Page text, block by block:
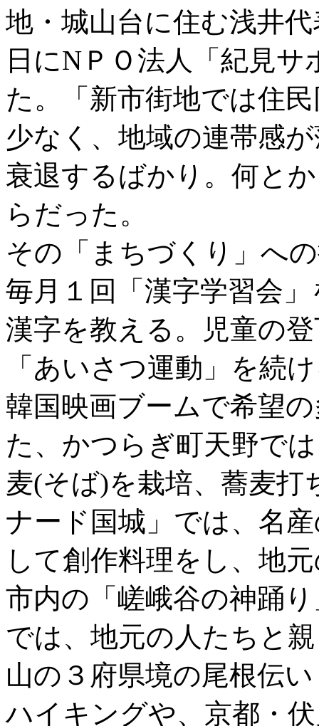
地・城山台に住む浅井
日にNＰＯ法人「紀見
た。「新市街地では住
少なく、地域の連帯感
衰退するばかり。何と
らだった。
その「まちづくり」へ
毎月１回「漢字学習会
漢字を教える。児童の
「あいさつ運動」を続
韓国映画ブームで希望
た、かつらぎ町天野で
麦(そば)を栽培、蕎麦打
ナード国城」では、名
して創作料理をし、地
市内の「嵯峨谷の神踊
では、地元の人たちと
山の３府県境の尾根伝
ハイキングや、京都・